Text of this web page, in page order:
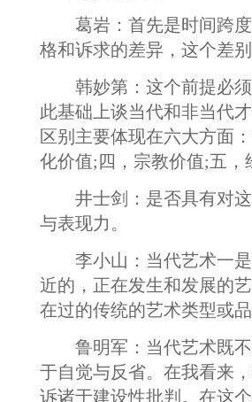
葛岩：首先是时间跨度
格和诉求的差异，这个差别
韩妙第：这个前提必须
此基础上谈当代和非当代
区别主要体现在六大方面
化价值;四，宗教价值;五
井士剑：是否具有对这
与表现力。
李小山：当代艺术一是
近的，正在发生和发展的
在过的传统的艺术类型或
鲁明军：当代艺术既不
于自觉与反省。在我看来
诉诸于建设性批判。在这